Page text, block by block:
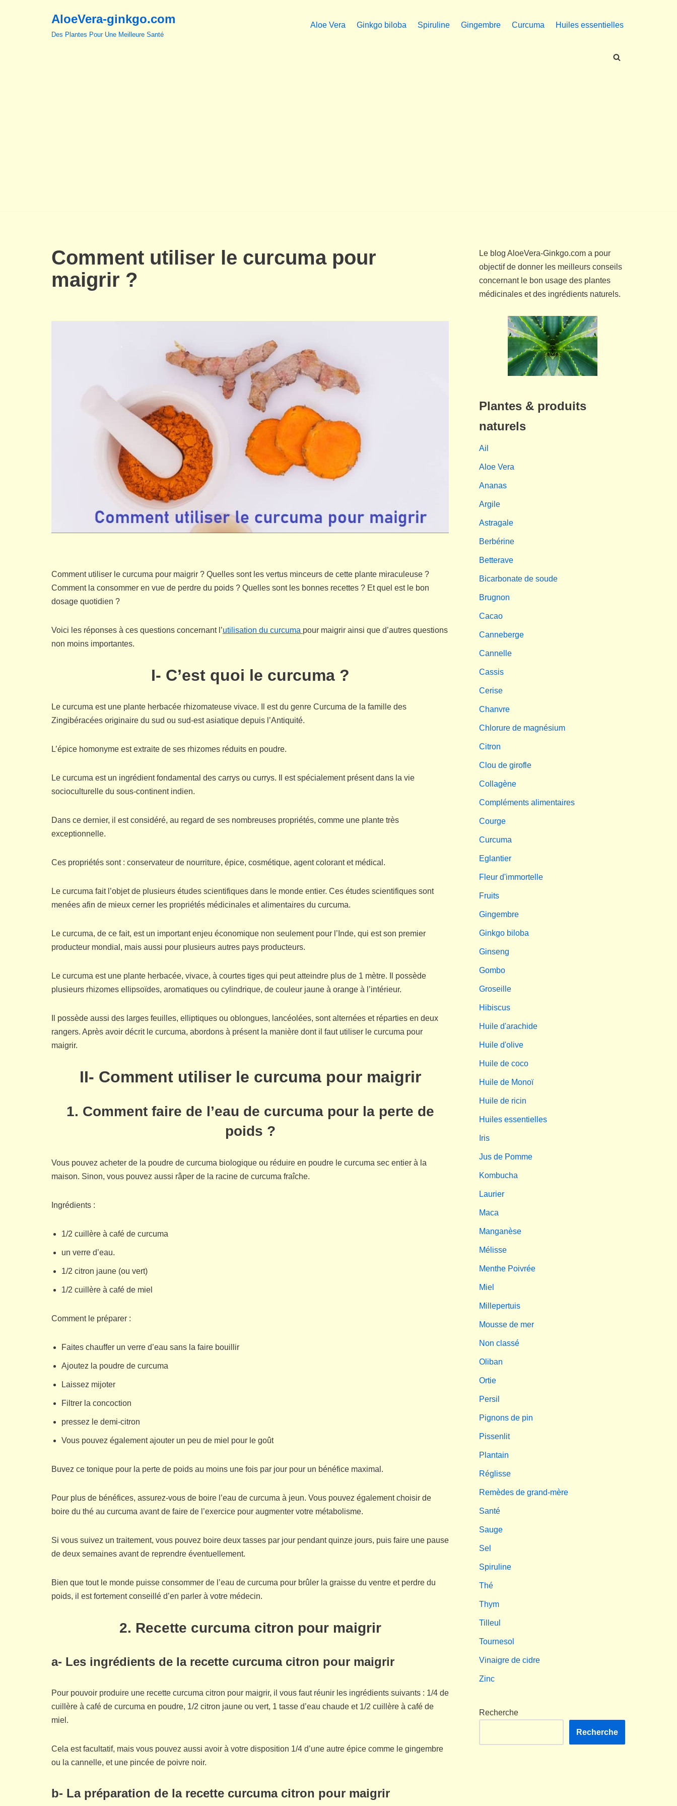
AloeVera-ginkgo.com
Des Plantes Pour Une Meilleure Santé
Aloe Vera Ginkgo biloba Spiruline Gingembre Curcuma Huiles essentielles
Comment utiliser le curcuma pour
maigrir ?
Comment utiliser le curcuma pour maigrir ? Quelles sont les vertus minceurs de cette plante miraculeuse ?
Comment la consommer en vue de perdre du poids ? Quelles sont les bonnes recettes ? Et quel est le bon
dosage quotidien ?
Voici les réponses à ces questions concernant l’utilisation du curcuma pour maigrir ainsi que d’autres questions
non moins importantes.
I- C’est quoi le curcuma ?
Le curcuma est une plante herbacée rhizomateuse vivace. Il est du genre Curcuma de la famille des
Zingibéracées originaire du sud ou sud-est asiatique depuis l’Antiquité.
L’épice homonyme est extraite de ses rhizomes réduits en poudre.
Le curcuma est un ingrédient fondamental des carrys ou currys. Il est spécialement présent dans la vie
socioculturelle du sous-continent indien.
Dans ce dernier, il est considéré, au regard de ses nombreuses propriétés, comme une plante très
exceptionnelle.
Ces propriétés sont : conservateur de nourriture, épice, cosmétique, agent colorant et médical.
Le curcuma fait l’objet de plusieurs études scientifiques dans le monde entier. Ces études scientifiques sont
menées afin de mieux cerner les propriétés médicinales et alimentaires du curcuma.
Le curcuma, de ce fait, est un important enjeu économique non seulement pour l’Inde, qui est son premier
producteur mondial, mais aussi pour plusieurs autres pays producteurs.
Le curcuma est une plante herbacée, vivace, à courtes tiges qui peut atteindre plus de 1 mètre. Il possède
plusieurs rhizomes ellipsoïdes, aromatiques ou cylindrique, de couleur jaune à orange à l’intérieur.
Il possède aussi des larges feuilles, elliptiques ou oblongues, lancéolées, sont alternées et réparties en deux
rangers. Après avoir décrit le curcuma, abordons à présent la manière dont il faut utiliser le curcuma pour
maigrir.
II- Comment utiliser le curcuma pour maigrir
1. Comment faire de l’eau de curcuma pour la perte de
poids ?
Vous pouvez acheter de la poudre de curcuma biologique ou réduire en poudre le curcuma sec entier à la
maison. Sinon, vous pouvez aussi râper de la racine de curcuma fraîche.
Ingrédients :
1/2 cuillère à café de curcuma
un verre d’eau.
1/2 citron jaune (ou vert)
1/2 cuillère à café de miel
Comment le préparer :
Faites chauffer un verre d’eau sans la faire bouillir
Ajoutez la poudre de curcuma
Laissez mijoter
Filtrer la concoction
pressez le demi-citron
Vous pouvez également ajouter un peu de miel pour le goût
Buvez ce tonique pour la perte de poids au moins une fois par jour pour un bénéfice maximal.
Pour plus de bénéfices, assurez-vous de boire l’eau de curcuma à jeun. Vous pouvez également choisir de
boire du thé au curcuma avant de faire de l’exercice pour augmenter votre métabolisme.
Si vous suivez un traitement, vous pouvez boire deux tasses par jour pendant quinze jours, puis faire une pause
de deux semaines avant de reprendre éventuellement.
Bien que tout le monde puisse consommer de l’eau de curcuma pour brûler la graisse du ventre et perdre du
poids, il est fortement conseillé d’en parler à votre médecin.
2. Recette curcuma citron pour maigrir
a- Les ingrédients de la recette curcuma citron pour maigrir
Pour pouvoir produire une recette curcuma citron pour maigrir, il vous faut réunir les ingrédients suivants : 1/4 de
cuillère à café de curcuma en poudre, 1/2 citron jaune ou vert, 1 tasse d’eau chaude et 1/2 cuillère à café de
miel.
Cela est facultatif, mais vous pouvez aussi avoir à votre disposition 1/4 d’une autre épice comme le gingembre
ou la cannelle, et une pincée de poivre noir.
b- La préparation de la recette curcuma citron pour maigrir
Le blog AloeVera-Ginkgo.com a pour
objectif de donner les meilleurs conseils
concernant le bon usage des plantes
médicinales et des ingrédients naturels.
Plantes & produits
naturels
Ail
Aloe Vera
Ananas
Argile
Astragale
Berbérine
Betterave
Bicarbonate de soude
Brugnon
Cacao
Canneberge
Cannelle
Cassis
Cerise
Chanvre
Chlorure de magnésium
Citron
Clou de girofle
Collagène
Compléments alimentaires
Courge
Curcuma
Eglantier
Fleur d'immortelle
Fruits
Gingembre
Ginkgo biloba
Ginseng
Gombo
Groseille
Hibiscus
Huile d'arachide
Huile d'olive
Huile de coco
Huile de Monoï
Huile de ricin
Huiles essentielles
Iris
Jus de Pomme
Kombucha
Laurier
Maca
Manganèse
Mélisse
Menthe Poivrée
Miel
Millepertuis
Mousse de mer
Non classé
Oliban
Ortie
Persil
Pignons de pin
Pissenlit
Plantain
Réglisse
Remèdes de grand-mère
Santé
Sauge
Sel
Spiruline
Thé
Thym
Tilleul
Tournesol
Vinaigre de cidre
Zinc
Recherche
Recherche